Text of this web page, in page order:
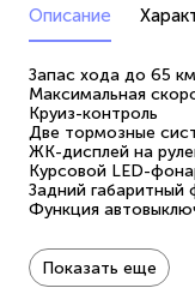
Описание
Запас хода до 65
Максимальная
Круиз-контроль
Две тормозные
ЖК-дисплей на
Курсовой LED-
Задний габаритный
Функция
Резиновая
Время зарядки 7-8
* На максимально
Показать еще